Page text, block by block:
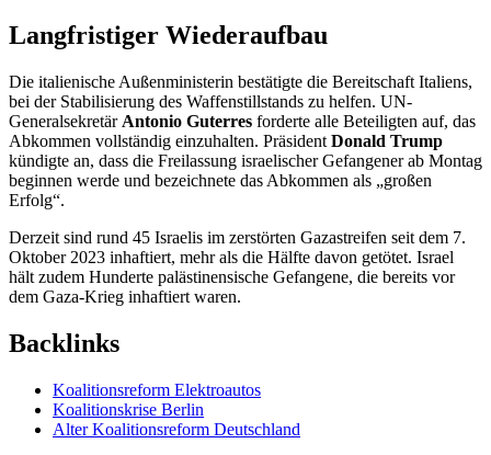
Langfristiger Wiederaufbau
Die italienische Außenministerin bestätigte die Bereitschaft Italiens,
bei der Stabilisierung des Waffenstillstands zu helfen. UN-
Generalsekretär Antonio Guterres forderte alle Beteiligten auf, das
Abkommen vollständig einzuhalten. Präsident Donald Trump
kündigte an, dass die Freilassung israelischer Gefangener ab Montag
beginnen werde und bezeichnete das Abkommen als „großen
Erfolg“.
Derzeit sind rund 45 Israelis im zerstörten Gazastreifen seit dem 7.
Oktober 2023 inhaftiert, mehr als die Hälfte davon getötet. Israel
hält zudem Hunderte palästinensische Gefangene, die bereits vor
dem Gaza-Krieg inhaftiert waren.
Backlinks
Koalitionsreform Elektroautos
Koalitionskrise Berlin
Alter Koalitionsreform Deutschland